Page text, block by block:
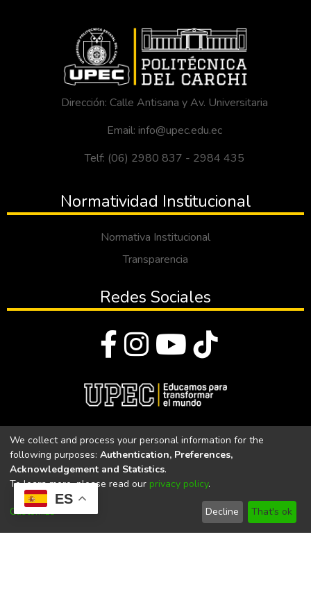
ES
Dirección: Calle Antisana y Av. Universitaria
Email: info@upec.edu.ec
Telf: (06) 2980 837 - 2984 435
Normatividad Institucional
Normativa Institucional
Transparencia
Redes Sociales
Universidad Politécnica Estatal del Carchi
Universidad Politécnica Estatal del Carchi | Acreditada por el
CACES Resolución N°. 160-SE-33-CACES-2020
We collect and process your personal information for the
following purposes: Authentication, Preferences,
Acknowledgement and Statistics.
To learn more, please read our privacy policy.
Customize Decline That's ok